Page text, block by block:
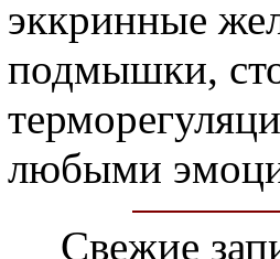
эккринные
подмышки,
любыми
Свежие